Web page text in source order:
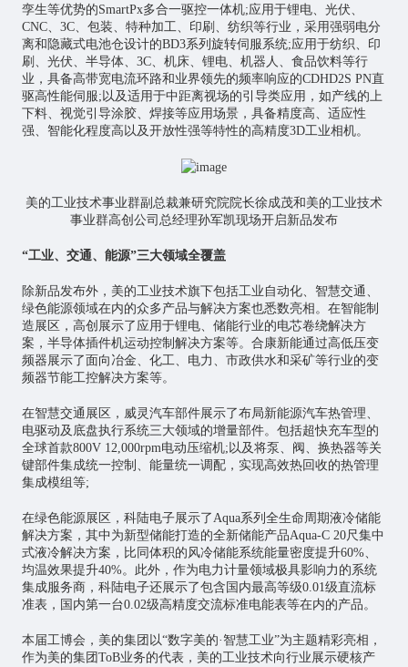
孪生等优势的SmartPx多合一驱控一体机;应用于锂电、光伏、
CNC、3C、包装、特种加工、印刷、纺织等行业，采用强弱电分
离和隐藏式电池仓设计的BD3系列旋转伺服系统;应用于纺织、印
刷、光伏、半导体、3C、机床、锂电、机器人、食品饮料等行
业，具备高带宽电流环路和业界领先的频率响应的CDHD2S PN直
驱高性能伺服;以及适用于中距离视场的引导类应用，如产线的上
下料、视觉引导涂胶、焊接等应用场景，具备精度高、适应性
强、智能化程度高以及开放性强等特性的高精度3D工业相机。
美的工业技术事业群副总裁兼研究院院长徐成茂和美的工业技术
事业群高创公司总经理孙军凯现场开启新品发布
“工业、交通、能源”三大领域全覆盖
除新品发布外，美的工业技术旗下包括工业自动化、智慧交通、
绿色能源领域在内的众多产品与解决方案也悉数亮相。在智能制
造展区，高创展示了应用于锂电、储能行业的电芯卷绕解决方
案，半导体插件机运动控制解决方案等。合康新能通过高低压变
频器展示了面向冶金、化工、电力、市政供水和采矿等行业的变
频器节能工控解决方案等。
在智慧交通展区，威灵汽车部件展示了布局新能源汽车热管理、
电驱动及底盘执行系统三大领域的增量部件。包括超快充车型的
全球首款800V 12,000rpm电动压缩机;以及将泵、阀、换热器等关
键部件集成统一控制、能量统一调配，实现高效热回收的热管理
集成模组等;
在绿色能源展区，科陆电子展示了Aqua系列全生命周期液冷储能
解决方案，其中为新型储能打造的全新储能产品Aqua-C 20尺集中
式液冷解决方案，比同体积的风冷储能系统能量密度提升60%、
均温效果提升40%。此外，作为电力计量领域极具影响力的系统
集成服务商，科陆电子还展示了包含国内最高等级0.01级直流标
准表，国内第一台0.02级高精度交流标准电能表等在内的产品。
本届工博会，美的集团以“数字美的·智慧工业”为主题精彩亮相，
作为美的集团ToB业务的代表，美的工业技术向行业展示硬核产